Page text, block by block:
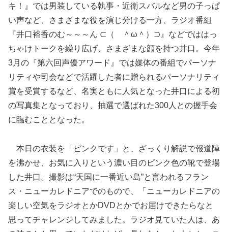
キ！』では男装している執事・近衛スバルなど男の子っぱ
い声など、さまざまな役を演じ分ける一方、ラジオ番組
『井口裕香のむ～～～ん ⊂（ ＾ω＾）⊃』などでははっ
ちゃけトークを繰り広げ、さまざまな顔を持つ井口。今年
3月の『第六回声優アワード』では媒体の番組でパーソナ
リティや司会などで活躍した者に贈られるパーソナリティ
賞を受賞するなど、名実ともに人気となった井口による初
の写真集となっており、抽選で選ばれた300人との握手会
に臨むこととなった。
本日の衣装を「ピンクです」と、ざっくり解説で報道陣
を沸かせ 、お気に入りという濃い目のピンク色の靴で登場
した井口。撮影は“天国に一番近い島”と言われるフラン
ス・ニューカレドニアでのもので、「ニューカレドニアの
楽しい空気をラジオとかDVDとかでお届けできたらなと
思ってチャレンジしてみました。ラジオ見ていた人は、あ